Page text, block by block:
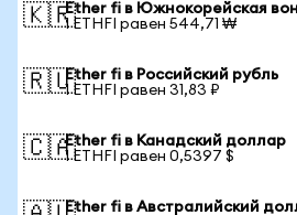
🇰🇷Ether fi в Южнокорейская
1 ETHFI равен 544,71 ₩
🇷🇺Ether fi в Российский рубль
1 ETHFI равен 31,83 ₽
🇨🇦Ether fi в Канадский доллар
1 ETHFI равен 0,5397 $
Ether fi в Австралийский